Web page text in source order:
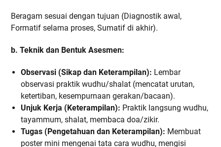
Beragam sesuai dengan tujuan (Diagnostik awal,
Formatif selama proses, Sumatif di akhir).
b. Teknik dan Bentuk Asesmen:
Observasi (Sikap dan Keterampilan): Lembar
observasi praktik wudhu/shalat (mencatat urutan,
ketertiban, kesempurnaan gerakan/bacaan).
Unjuk Kerja (Keterampilan): Praktik langsung wudhu,
tayammum, shalat, membaca doa/zikir.
Tugas (Pengetahuan dan Keterampilan): Membuat
poster mini mengenai tata cara wudhu, mengisi